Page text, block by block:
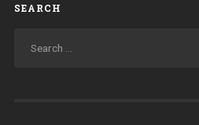
SEARCH